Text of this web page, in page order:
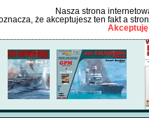
Nasza strona
że akceptujesz ten fakt a